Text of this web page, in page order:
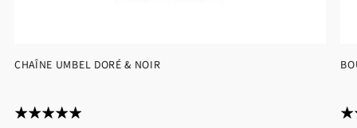
CHAÎNE UMBEL DORÉ & NOIR